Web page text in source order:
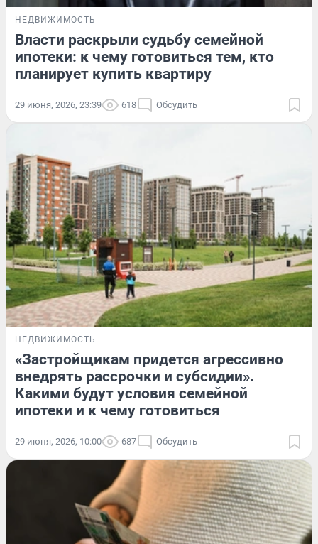
НЕДВИЖИМОСТЬ
Власти раскрыли судьбу семейной
ипотеки: к чему готовиться тем, кто
планирует купить квартиру
29 июня, 2026, 23:39 618 Обсудить
НЕДВИЖИМОСТЬ
«Застройщикам придется агрессивно
внедрять рассрочки и субсидии».
Какими будут условия семейной
ипотеки и к чему готовиться
29 июня, 2026, 10:00 687 Обсудить